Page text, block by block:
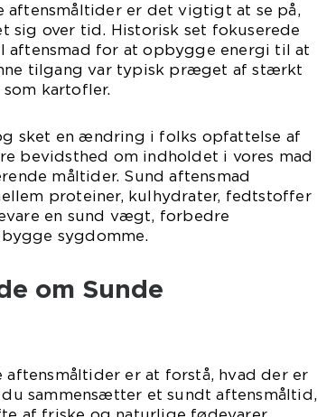
aftensmåltider er det vigtigt at se på,
sig over tid. Historisk set fokuserede
aftensmad for at opbygge energi til at
tilgang var typisk præget af stærkt
kartofler.
sket en ændring i folks opfattelse af
bevidsthed om indholdet i vores mad
måltider. Sund aftensmad
proteiner, kulhydrater, fedtstoffer
en sund vægt, forbedre
sygdomme.
om Sunde
er at forstå, hvad der er
sammensætter et sundt aftensmåltid,